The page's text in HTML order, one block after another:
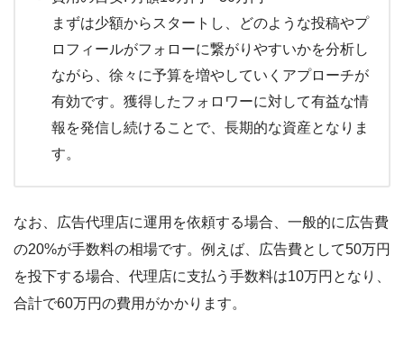
まずは少額からスタートし、どのような投稿やプ
ロフィールがフォローに繋がりやすいかを分析し
ながら、徐々に予算を増やしていくアプローチが
有効です。獲得したフォロワーに対して有益な情
報を発信し続けることで、長期的な資産となりま
す。
なお、広告代理店に運用を依頼する場合、一般的に広告費
の20%が手数料の相場です。例えば、広告費として50万円
を投下する場合、代理店に支払う手数料は10万円となり、
合計で60万円の費用がかかります。